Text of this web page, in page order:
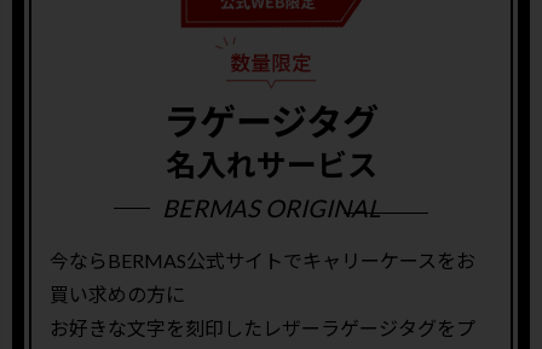
ラゲージタグ
名入れサービス
BERMAS ORIGINAL
今ならBERMAS公式サイトでキャリーケースをお
買い求めの方に
お好きな文字を刻印したレザーラゲージタグをプ